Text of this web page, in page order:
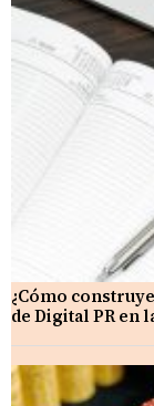
¿Cómo
de Digital PR en